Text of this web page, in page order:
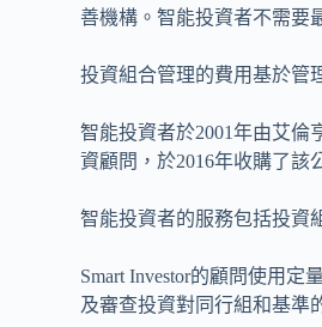
善機構。智能投資者不需要
投資組合管理的費用基於管
智能投資者於2001年由艾倫
資顧問，於2016年收購了該
智能投資者的服務包括投資
Smart Investor的顧問使用
及審查投資對同行組和基準